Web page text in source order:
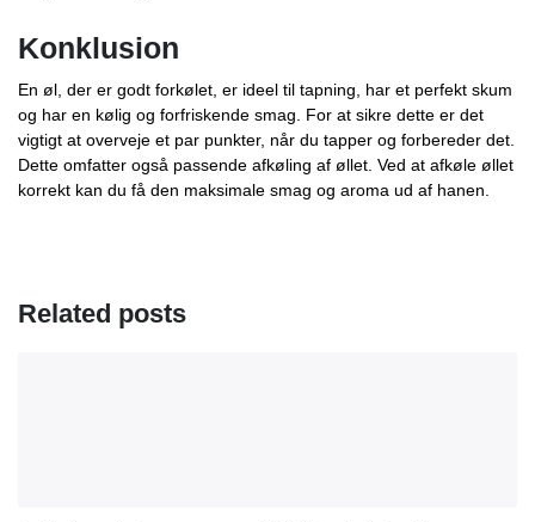
Konklusion
En øl, der er godt forkølet, er ideel til tapning, har et perfekt skum
og har en kølig og forfriskende smag. For at sikre dette er det
vigtigt at overveje et par punkter, når du tapper og forbereder det.
Dette omfatter også passende afkøling af øllet. Ved at afkøle øllet
korrekt kan du få den maksimale smag og aroma ud af hanen.
Related posts